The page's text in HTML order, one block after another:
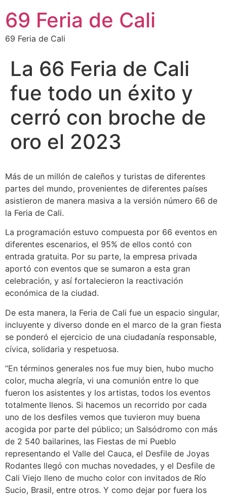
69 Feria de Cali
69 Feria de Cali
La 66 Feria de Cali
fue todo un éxito y
cerró con broche de
oro el 2023
Más de un millón de caleños y turistas de diferentes
partes del mundo, provenientes de diferentes países
asistieron de manera masiva a la versión número 66 de
la Feria de Cali.
La programación estuvo compuesta por 66 eventos en
diferentes escenarios, el 95% de ellos contó con
entrada gratuita. Por su parte, la empresa privada
aportó con eventos que se sumaron a esta gran
celebración, y así fortalecieron la reactivación
económica de la ciudad.
De esta manera, la Feria de Cali fue un espacio singular,
incluyente y diverso donde en el marco de la gran fiesta
se ponderó el ejercicio de una ciudadanía responsable,
cívica, solidaria y respetuosa.
“En términos generales nos fue muy bien, hubo mucho
color, mucha alegría, vi una comunión entre lo que
fueron los asistentes y los artistas, todos los eventos
totalmente llenos. Si hacemos un recorrido por cada
uno de los desfiles vemos que tuvieron muy buena
acogida por parte del público; un Salsódromo con más
de 2 540 bailarines, las Fiestas de mi Pueblo
representando el Valle del Cauca, el Desfile de Joyas
Rodantes llegó con muchas novedades, y el Desfile de
Cali Viejo lleno de mucho color con invitados de Río
Sucio, Brasil, entre otros. Y como dejar por fuera los